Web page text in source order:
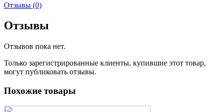
Отзывы (0)
Отзывы
Отзывов пока нет.
Только зарегистрированные клиенты, купившие этот товар,
могут публиковать отзывы.
Похожие товары